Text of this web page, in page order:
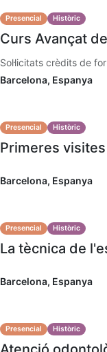
Presencial Històric
Curs Avançat
Sol·licitats crèdits de
Barcelona, Espanya
Presencial Històric
Primeres
Barcelona, Espanya
Presencial Històric
La tècnica de
Barcelona, Espanya
Presencial Històric